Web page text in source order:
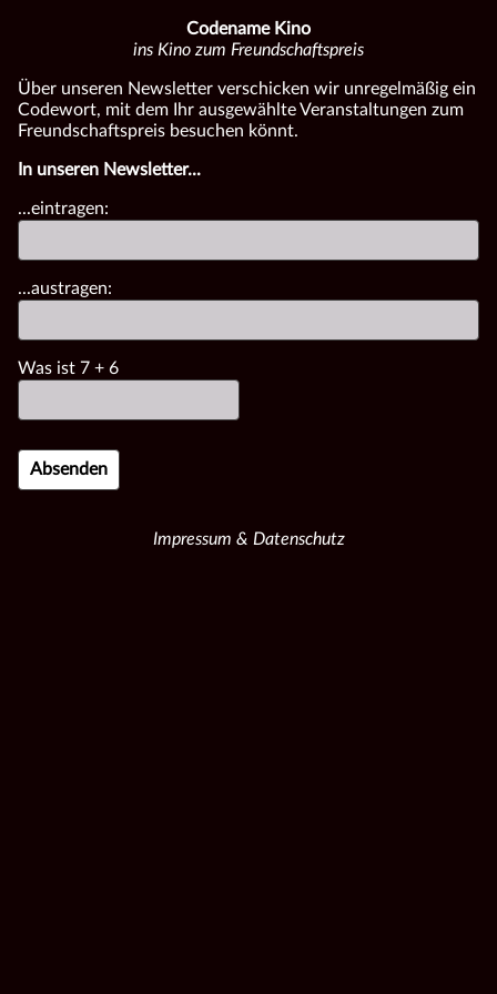
Codename Kino
ins Kino zum Freundschaftspreis
Über unseren Newsletter verschicken wir unregelmäßig ein
Codewort, mit dem Ihr ausgewählte Veranstaltungen zum
Freundschaftspreis besuchen könnt.
In unseren Newsletter...
...eintragen:
...austragen:
Was ist 7 + 6
Impressum & Datenschutz